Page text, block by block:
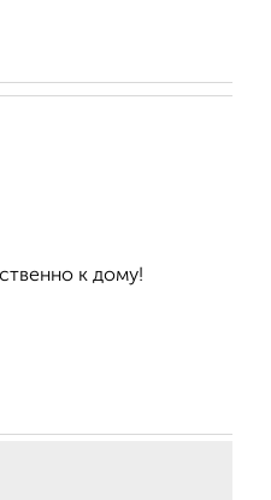
к дому!